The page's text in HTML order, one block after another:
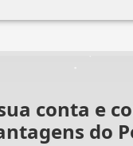
conta e
do